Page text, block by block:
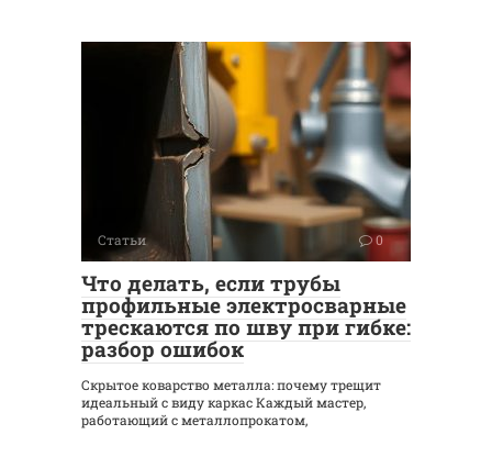
Статьи 0
Что делать, если трубы
профильные электросварные
трескаются по шву при гибке:
разбор ошибок
Скрытое коварство металла: почему трещит
идеальный с виду каркас Каждый мастер,
работающий с металлопрокатом,